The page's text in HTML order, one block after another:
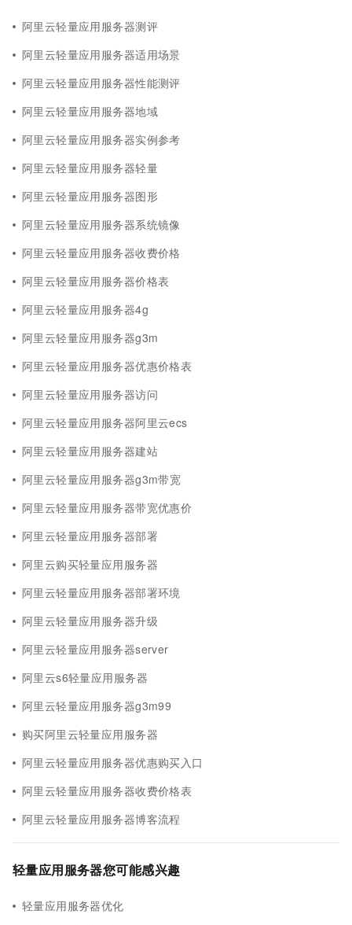
阿里云轻量应用服务器测评
阿里云轻量应用服务器适用场景
阿里云轻量应用服务器性能测评
阿里云轻量应用服务器地域
阿里云轻量应用服务器实例参考
阿里云轻量应用服务器轻量
阿里云轻量应用服务器图形
阿里云轻量应用服务器系统镜像
阿里云轻量应用服务器收费价格
阿里云轻量应用服务器价格表
阿里云轻量应用服务器4g
阿里云轻量应用服务器g3m
阿里云轻量应用服务器优惠价格表
阿里云轻量应用服务器访问
阿里云轻量应用服务器阿里云ecs
阿里云轻量应用服务器建站
阿里云轻量应用服务器g3m带宽
阿里云轻量应用服务器带宽优惠价
阿里云轻量应用服务器部署
阿里云购买轻量应用服务器
阿里云轻量应用服务器部署环境
阿里云轻量应用服务器升级
阿里云轻量应用服务器server
阿里云s6轻量应用服务器
阿里云轻量应用服务器g3m99
购买阿里云轻量应用服务器
阿里云轻量应用服务器优惠购买入口
阿里云轻量应用服务器收费价格表
阿里云轻量应用服务器博客流程
轻量应用服务器您可能感兴趣
轻量应用服务器优化